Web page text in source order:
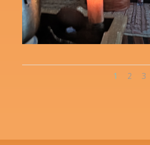
1 2 3